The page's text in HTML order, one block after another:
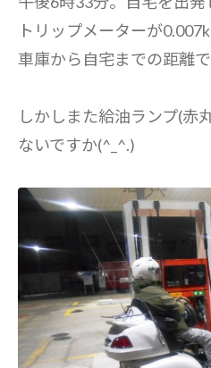
トリップメーターが
車庫から自宅までの距離で
しかしまた給油ランプ(赤
ないですか(^_^.)